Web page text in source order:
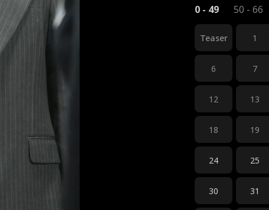
0 - 49 50 - 66
Teaser 1
6 7
12 13
18 19
24 25
30 31